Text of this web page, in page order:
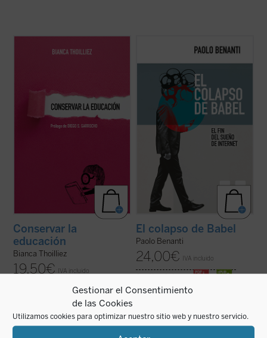
Gestionar el Consentimiento
de las Cookies
Utilizamos cookies para optimizar nuestro sitio web y nuestro servicio.
respirar hondo y repensar el rumbo de la
(ver ficha)
Conservar la
educación
Bianca Thoilliez
19,50€ IVA incluido
, el teólogo y experto
en ética digital Paolo Benanti nos invita a
digital. Es una invitación a pensar en el
papel de la tecnología en nuestras vidas y
en la construcción ... (ver ficha)
El colapso de Babel
Paolo Benanti
24,00€ IVA incluido
disponible en ebook: